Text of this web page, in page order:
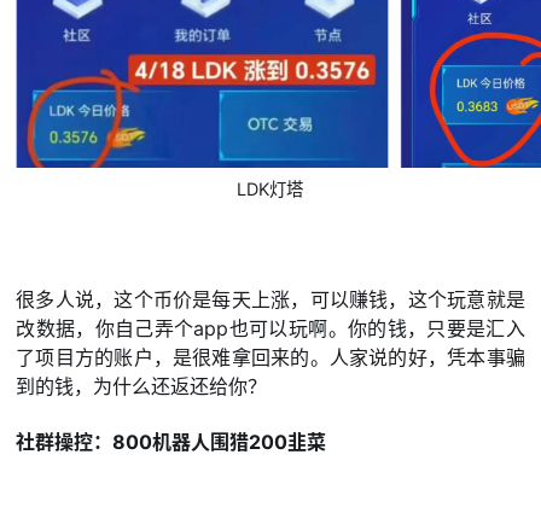
LDK灯塔
很多人说，这个币价是每天上涨，可以赚钱，这个玩意就是
改数据，你自己弄个app也可以玩啊。你的钱，只要是汇入
了项目方的账户，是很难拿回来的。人家说的好，凭本事骗
到的钱，为什么还返还给你？
社群操控：800机器人围猎200韭菜